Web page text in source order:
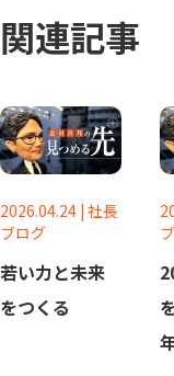
関連記事
2026.04.24 | 社長
ブログ
若い力と未来
をつくる